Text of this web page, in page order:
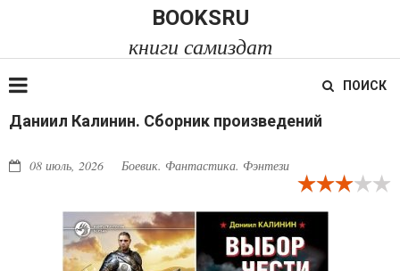
BOOKSRU
книги самиздат
ПОИСК
Даниил Калинин. Сборник произведений
08 июль, 2026 Боевик. Фантастика. Фэнтези